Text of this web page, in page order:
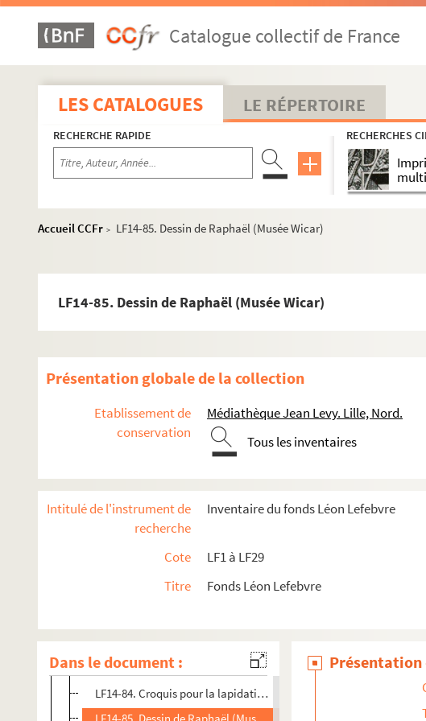
Catalogue collectif de France
LES CATALOGUES LE RÉPERTOIRE
RECHERCHE RAPIDE RECHERCHES
Accueil CCFr >
LF14-85. Dessin de Raphaël (Musée Wicar)
LF14-85. Dessin de Raphaël (Musée Wicar)
Présentation globale de la collection
Etablissement de
conservation
Médiathèque Jean Levy. Lille, Nord.
Tous les inventaires
Intitulé de l'instrument de
recherche
Inventaire du fonds Léon Lefebvre
Cote
LF1 à LF29
Titre
Fonds Léon Lefebvre
Dans le document :
LF14-58. Dessin de Raphaël (Musée Wicar)
LF14-59. Dessin de Raphaël (Musée Wicar)
LF14-60. Dessin de Raphaël (Musée Wicar)
LF14-61. Dessin de Raphaël (Musée Wicar)
LF14-62. Dessin de Raphaël (Musée Wicar)
LF14-63. Dessin de Raphaël (Musée Wicar)
LF14-68. Dessin de Raphaël (Musée Wicar)
LF14-71. Etude sur la vierge d’Albe, dessin de Raphaël (Musée Wicar)
LF14-73. Dessin de Raphaël (Musée Wicar)
LF14-74. Jeune homme, dessin de Raphaël (Musée Wicar)
LF14-76. Dessin de Raphaël (Musée Wicar)
LF14-77. Dessin de Raphaël (Musée Wicar)
LF14-80. Dessin de Raphaël (Musée Wicar)
LF14-82. Etude pour la draperie du Christ, dessin de Raphaël
LF14-83. Dessin de Raphaël (Musée Wicar)
LF14-84. Croquis pour la lapidation de St Etienne, dessin de
Présentation